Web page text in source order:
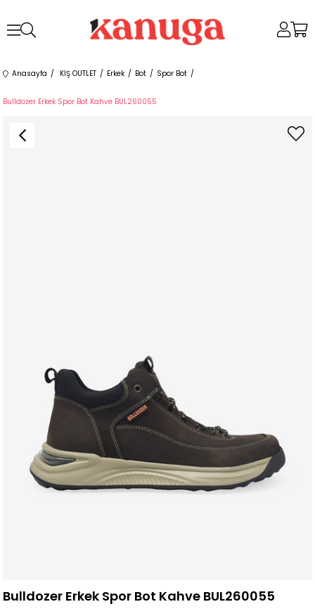
Anasayfa KIŞ OUTLET Erkek Bot Spor Bot
Bulldozer Erkek Spor Bot Kahve BUL260055
Bulldozer Erkek Spor Bot Kahve BUL260055